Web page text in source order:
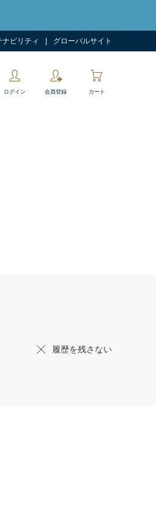
ナビリティ グローバルサイト
ログイン 会員登録 カート
履歴を残さない